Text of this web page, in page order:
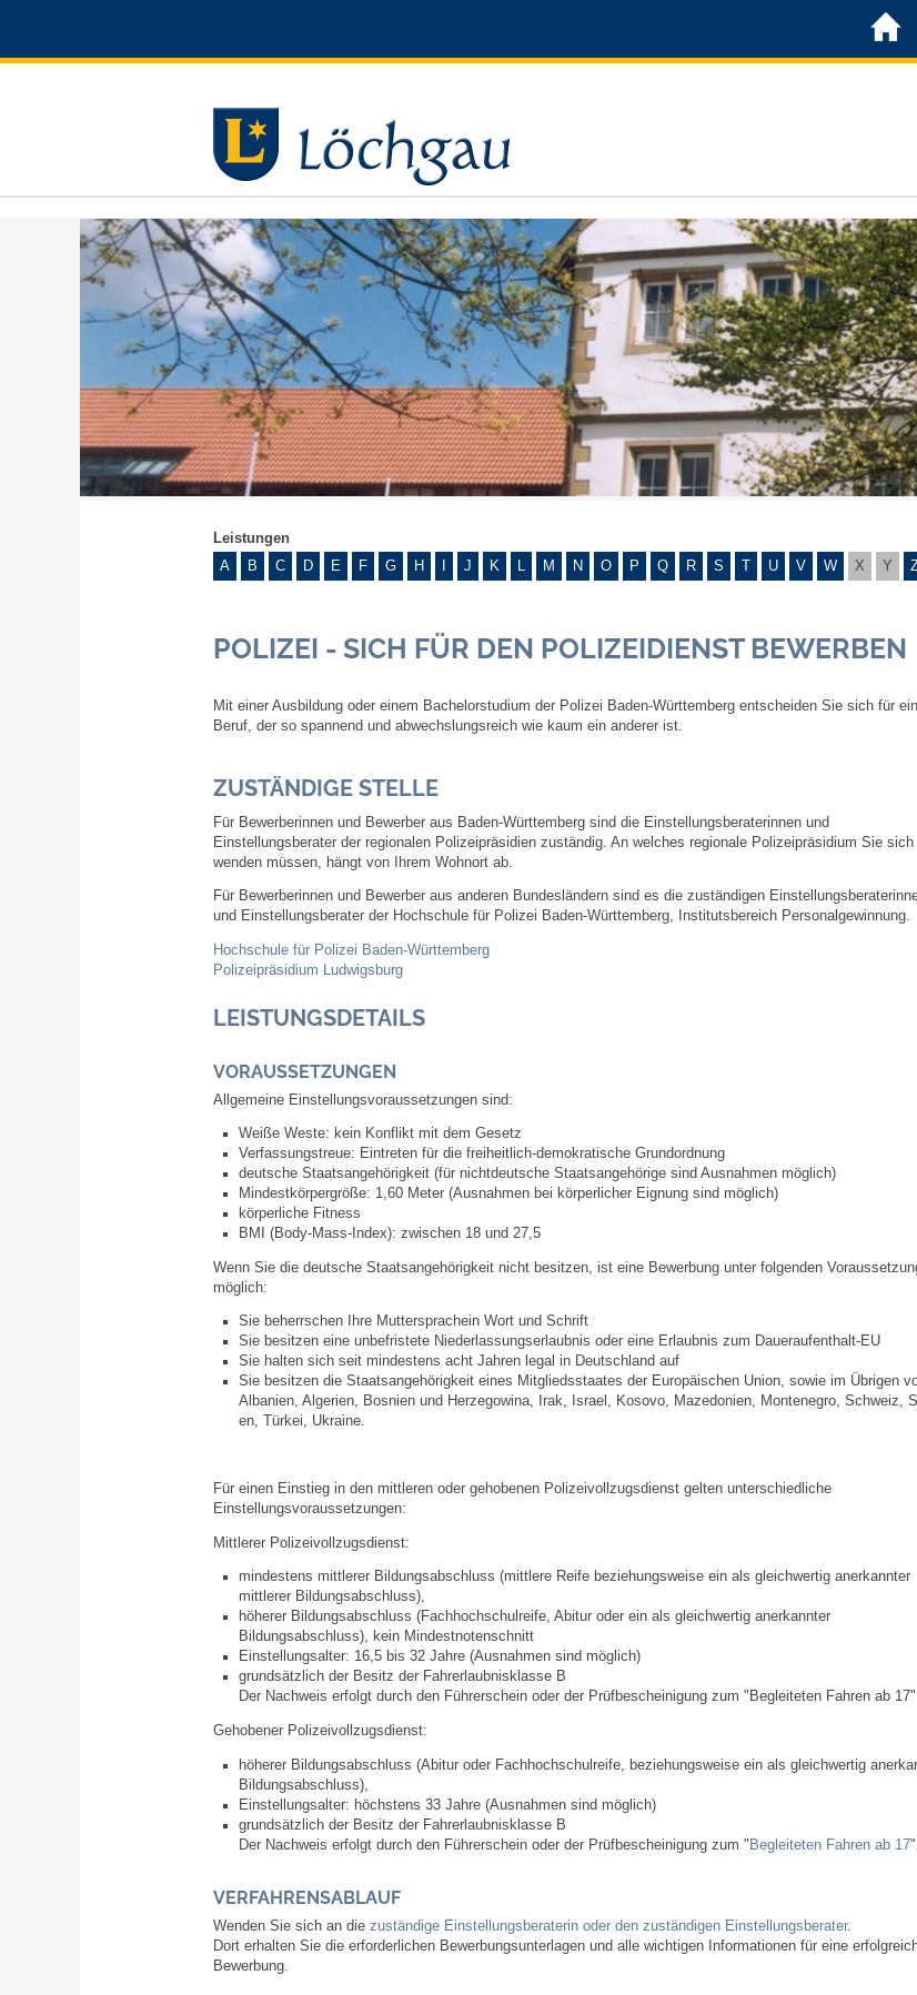
Löchgau
Grußwort Bürgermeister
Kurzportrait
Löchgau früher
Zahlen & Fakten
Steuern
Haushalt 2026
Trinkwasser - Härtebereich
Service
Rund um den Wein
Rathaus
Gemeindeverwaltung
Stellenangebote
Schadensmeldungen
Bürgerservice
Sitzungsberichte
Ratsinfo
Leben
Leistungen
A
B C D E F G H J K L M N O P Q R S U V W X Y
POLIZEI - SICH FÜR DEN POLIZEIDIENST BEWERBEN
Mit einer Ausbildung oder einem Bachelorstudium der Polizei Baden-Württemberg entscheiden Sie sich für
Beruf, der so spannend und abwechslungsreich wie kaum ein anderer ist.
ZUSTÄNDIGE STELLE
Für Bewerberinnen und Bewerber aus Baden-Württemberg sind die Einstellungsberaterinnen und
Einstellungsberater der regionalen Polizeipräsidien zuständig. An welches regionale Polizeipräsidium Sie sich
wenden müssen, hängt von Ihrem Wohnort ab.
Für Bewerberinnen und Bewerber aus anderen Bundesländern sind es die zuständigen
und Einstellungsberater der Hochschule für Polizei Baden-Württemberg, Institutsbereich Personalgewinnung.
Hochschule für Polizei Baden-Württemberg
Polizeipräsidium Ludwigsburg
LEISTUNGSDETAILS
VORAUSSETZUNGEN
Allgemeine Einstellungsvoraussetzungen sind:
Weiße Weste: kein Konflikt mit dem Gesetz
Verfassungstreue: Eintreten für die freiheitlich-demokratische Grundordnung
deutsche Staatsangehörigkeit(für nichtdeutsche Staatsangehörige sind Ausnahmen möglich)
Mindestkörpergröße: 1,60 Meter(Ausnahmen bei körperlicher Eignung sind möglich)
körperliche Fitness
BMI (Body-Mass-Index): zwischen 18 und 27,5
Wenn Sie die deutsche Staatsangehörigkeit nicht besitzen, ist eine Bewerbung unter folgenden
möglich:
Sie beherrschen Ihre Muttersprachein Wort und Schrift
Sie besitzen eine unbefristete Niederlassungserlaubnis oder eine Erlaubnis zum Daueraufenthalt-EU
Sie halten sich seit mindestens acht Jahren legal in Deutschland auf
Sie besitzen die Staatsangehörigkeit eines Mitgliedsstaates der Europäischen Union, sowie im Übrigen
Al­ba­ni­en, Al­ge­ri­en, Bos­ni­en und Her­ze­go­wi­na, Irak, Israel, Ko­so­vo, Ma­ze­do­ni­en, Mon­te­ne­gro, Schweiz,
en, Tür­kei, Ukrai­ne.
Für einen Einstieg in den mittleren oder gehobenen Polizeivollzugsdienst gelten unterschiedliche
Einstellungsvoraussetzungen:
Mittlerer Polizeivollzugsdienst:
mindestens mittlerer Bildungsabschluss (mittlere Reife beziehungsweise ein als gleichwertig anerkannter
mittlerer Bildungsabschluss),
höherer Bildungsabschluss (Fachhochschulreife, Abitur oder ein als gleichwertig anerkannter
Bildungsabschluss), kein Mindestnotenschnitt
Einstellungsalter: 16,5 bis 32 Jahre (Ausnahmen sind möglich)
grundsätzlich der Besitz der Fahrerlaubnisklasse B
Der Nachweis erfolgt durch den Führerschein oder der Prüfbescheinigung zum "Begleiteten Fahren ab 17"
Gehobener Polizeivollzugsdienst:
höherer Bildungsabschluss (Abitur oder Fachhochschulreife, beziehungsweise ein als gleichwertig
Bildungsabschluss),
Einstellungsalter: höchstens 33 Jahre(Ausnahmen sind möglich)
grundsätzlich der Besitz der Fahrerlaubnisklasse B
Der Nachweis erfolgt durch den Führerschein oder der Prüfbescheinigung zum " Begleiteten Fahren ab 17".
VERFAHRENSABLAUF
Wenden Sie sich an die zuständige Einstellungsberaterin oder den zuständigen Einstellungsberater.
Dort erhalten Sie die erforderlichen Bewerbungsunterlagen und alle wichtigen Informationen für eine
Bewerbung.